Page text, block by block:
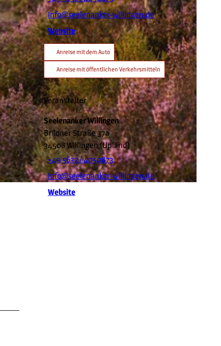
info@seelenanker-willingen.de
Website
Anreise mit dem Auto
Anreise mit öffentlichen Verkehrsmitteln
Veranstalter
Seelenanker Willingen
Briloner Straße 37a
34508Willingen (Upland)
+49 5632 / 4050873
info@seelenanker-willingen.de
Website